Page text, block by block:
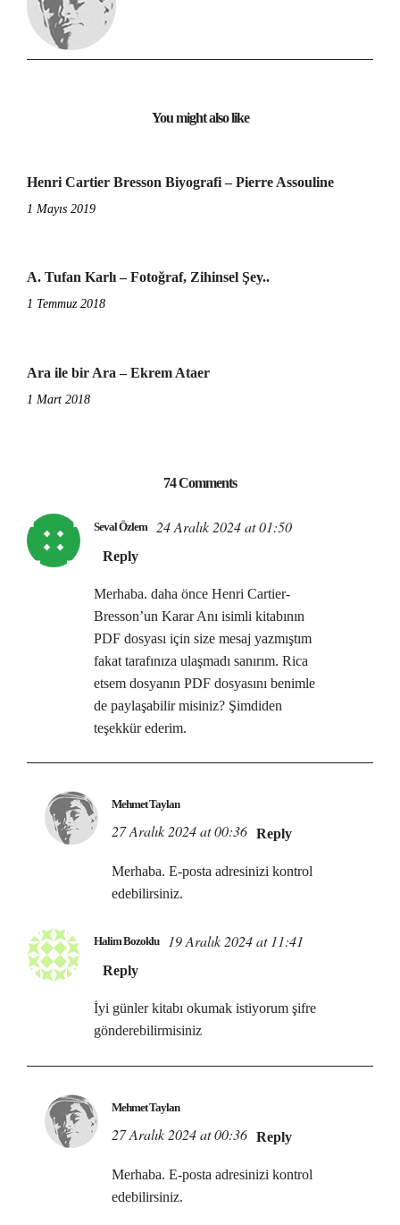
You might also like
Henri Cartier Bresson Biyografi – Pierre Assouline
1 Mayıs 2019
A. Tufan Karlı – Fotoğraf, Zihinsel Şey..
1 Temmuz 2018
Ara ile bir Ara – Ekrem Ataer
1 Mart 2018
74 Comments
Seval Özlem 24 Aralık 2024 at 01:50
Reply
Merhaba. daha önce Henri Cartier-
Bresson’un Karar Anı isimli kitabının
PDF dosyası için size mesaj yazmıştım
fakat tarafınıza ulaşmadı sanırım. Rica
etsem dosyanın PDF dosyasını benimle
de paylaşabilir misiniz? Şimdiden
teşekkür ederim.
Mehmet Taylan
27 Aralık 2024 at 00:36 Reply
Merhaba. E-posta adresinizi kontrol
edebilirsiniz.
Halim Bozoklu 19 Aralık 2024 at 11:41
Reply
İyi günler kitabı okumak istiyorum şifre
gönderebilirmisiniz
Mehmet Taylan
27 Aralık 2024 at 00:36 Reply
Merhaba. E-posta adresinizi kontrol
edebilirsiniz.